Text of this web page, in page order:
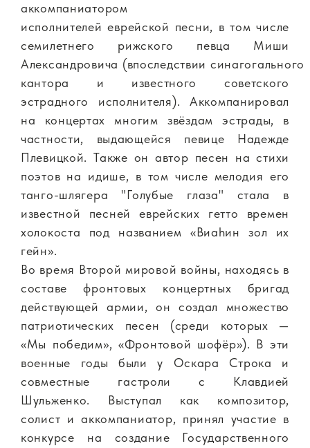
аккомпаниатором
исполнителей еврейской песни, в том числе
семилетнего рижского певца Миши
Александровича (впоследствии синагогального
кантора и известного советского
эстрадного исполнителя). Аккомпанировал
на концертах многим звёздам эстрады, в
частности, выдающейся певице Надежде
Плевицкой. Также он автор песен на стихи
поэтов на идише, в том числе мелодия его
танго-шлягера "Голубые глаза" стала в
известной песней еврейских гетто времен
холокоста под названием «Виаhин зол их
гейн».
Во время Второй мировой войны, находясь в
составе фронтовых концертных бригад
действующей армии, он создал множество
патриотических песен (среди которых —
«Мы победим», «Фронтовой шофёр»). В эти
военные годы были у Оскара Строка и
совместные гастроли с Клавдией
Шульженко. Выступал как композитор,
солист и аккомпаниатор, принял участие в
конкурсе на создание Государственного